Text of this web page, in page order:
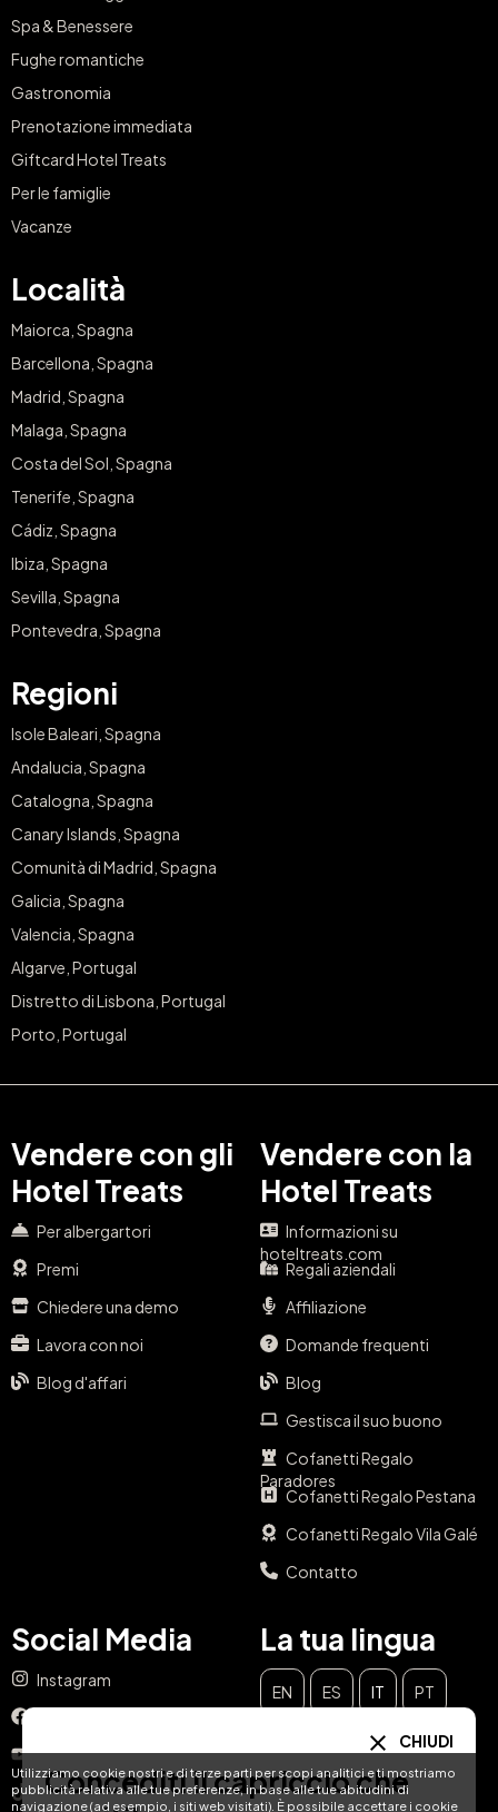
Utilizziamo cookie nostri e di terze parti per scopi analitici e ti mostriamo
pubblicità relativa alle tue preferenze, in base alle tue abitudini di
navigazione (ad esempio, i siti web visitati). È possibile accettare i cookie
Spa & Benessere
Fughe romantiche
Gastronomia
Prenotazione immediata
Giftcard Hotel Treats
Per le famiglie
Vacanze
Località
Maiorca, Spagna
Barcellona, Spagna
Madrid, Spagna
Malaga, Spagna
Costa del Sol, Spagna
Tenerife, Spagna
Cádiz, Spagna
Ibiza, Spagna
Sevilla, Spagna
Pontevedra, Spagna
Regioni
Isole Baleari, Spagna
Andalucia, Spagna
Catalogna, Spagna
Canary Islands, Spagna
Comunità di Madrid, Spagna
Galicia, Spagna
Valencia, Spagna
Algarve, Portugal
Distretto di Lisbona, Portugal
Porto, Portugal
Vendere con gli
Hotel Treats
Per albergartori
Premi
Chiedere una demo
Lavora con noi
Blog d'affari
Vendere con la
Hotel Treats
Informazioni su
hoteltreats.com
Regali aziendali
Affiliazione
Domande frequenti
Blog
Gestisca il suo buono
Cofanetti Regalo
Paradores
Cofanetti Regalo Pestana
Cofanetti Regalo Vila Galé
Contatto
Social Media
Instagram
YouTube
TikTok
La tua lingua
EN ES IT PT
NL CHIUDI
Concediti il capriccio che